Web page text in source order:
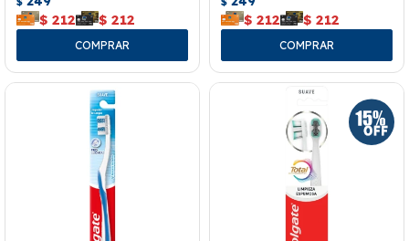
$ 212 $ 212 $ 212 $ 212